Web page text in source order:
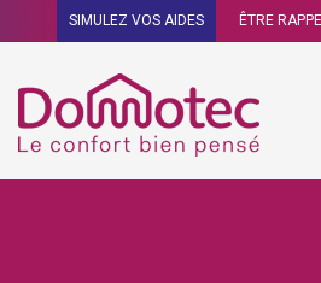
SIMULEZ VOS AIDES ÊTRE